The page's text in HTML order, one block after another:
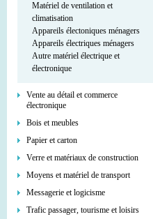
Matériel de ventilation et
climatisation
Appareils électoniques ménagers
Appareils électriques ménagers
Autre matériel électrique et
électronique
Vente au détail et commerce
électronique
Bois et meubles
Papier et carton
Verre et matériaux de construction
Moyens et matériel de transport
Messagerie et logicisme
Trafic passager, tourisme et loisirs